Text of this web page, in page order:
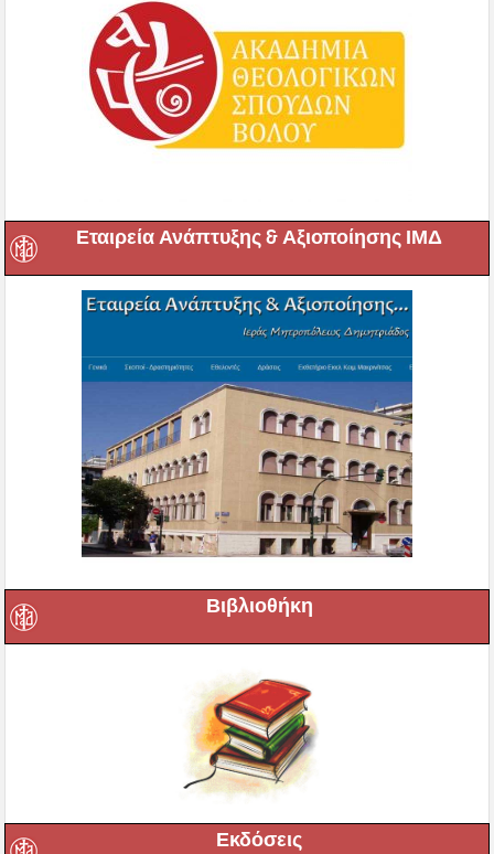
Εταιρεία Ανάπτυξης & Αξιοποίησης ΙΜΔ
Βιβλιοθήκη
Εκδόσεις